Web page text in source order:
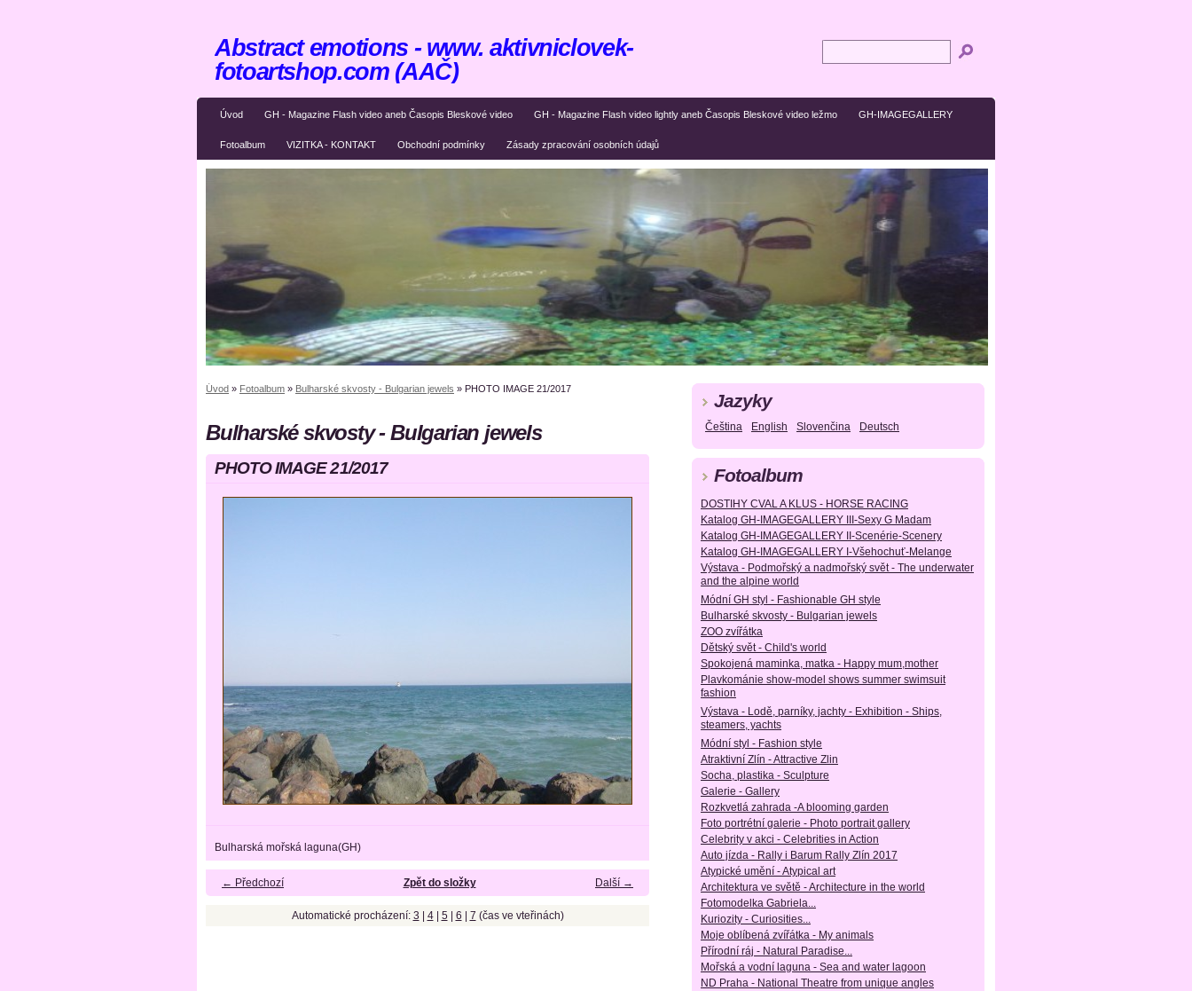
Úvod GH - Magazine Flash video aneb Časopis Bleskové video GH - Magazine Flash video lightly aneb Časopis Bleskové video ležmo GH-IMAGEGALLERY
Fotoalbum VIZITKA - KONTAKT Obchodní podmínky Zásady zpracování osobních údajů
Abstract emotions - www. aktivniclovek-
fotoartshop.com (AAČ)
Úvod » Fotoalbum » Bulharské skvosty - Bulgarian jewels » PHOTO IMAGE 21/2017
Bulharské skvosty - Bulgarian jewels
PHOTO IMAGE 21/2017
Bulharská mořská laguna(GH)
← Předchozí Další →
Zpět do složky
Automatické procházení: 3 4| 5| 6 7 (čas ve vteřinách)
Jazyky
Čeština English Slovenčina Deutsch
Fotoalbum
DOSTIHY CVAL A KLUS - HORSE RACING
Katalog GH-IMAGEGALLERY III-Sexy G Madam
Katalog GH-IMAGEGALLERY II-Scenérie-Scenery
Katalog GH-IMAGEGALLERY I-Všehochuť-Melange
Výstava - Podmořský a nadmořský svět - The underwater
and the alpine world
Módní GH styl - Fashionable GH style
Bulharské skvosty - Bulgarian jewels
ZOO zvířátka
Dětský svět - Child's world
Spokojená maminka, matka - Happy mum,mother
Plavkománie show-model shows summer swimsuit
fashion
Výstava - Lodě, parníky, jachty - Exhibition - Ships,
steamers, yachts
Módní styl - Fashion style
Atraktivní Zlín - Attractive Zlin
Socha, plastika - Sculpture
Galerie - Gallery
Rozkvetlá zahrada -A blooming garden
Foto portrétní galerie - Photo portrait gallery
Celebrity v akci - Celebrities in Action
Auto jízda - Rally i Barum Rally Zlín 2017
Atypické umění - Atypical art
Architektura ve světě - Architecture in the world
Fotomodelka Gabriela...
Kuriozity - Curiosities...
Moje oblíbená zvířátka - My animals
Přírodní ráj - Natural Paradise...
Mořská a vodní laguna - Sea and water lagoon
ND Praha - National Theatre from unique angles